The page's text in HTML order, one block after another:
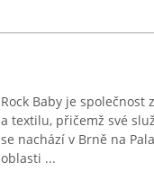
Rock Baby je
a textilu, přičemž své
se nachází v Brně na
oblasti ...